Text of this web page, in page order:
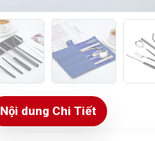
Nội dung Chi Tiết